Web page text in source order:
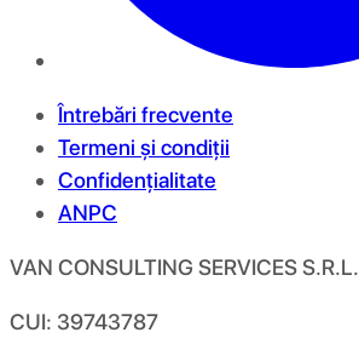
Întrebări frecvente
Termeni și condiții
Confidențialitate
ANPC
VAN CONSULTING SERVICES S.R.L.
CUI: 39743787